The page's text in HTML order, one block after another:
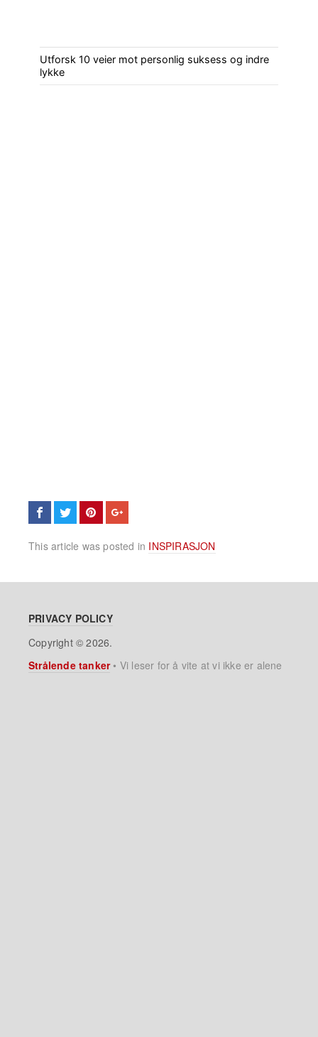
Utforsk 10 veier mot personlig suksess og indre
lykke
This article was posted in INSPIRASJON
PRIVACY POLICY
Copyright © 2026.
Strålende tanker• Vi leser for å vite at vi ikke er alene